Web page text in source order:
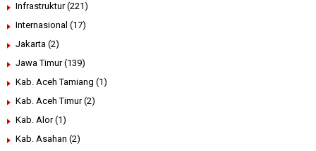
Infrastruktur (221)
Internasional (17)
Jakarta (2)
Jawa Timur (139)
Kab. Aceh Tamiang (1)
Kab. Aceh Timur (2)
Kab. Alor (1)
Kab. Asahan (2)